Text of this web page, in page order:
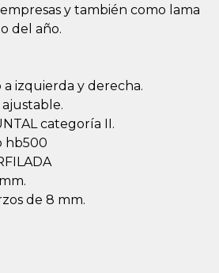
y también como lama
del año.
izquierda y derecha.
categoría II.
hb500
de 8 mm.